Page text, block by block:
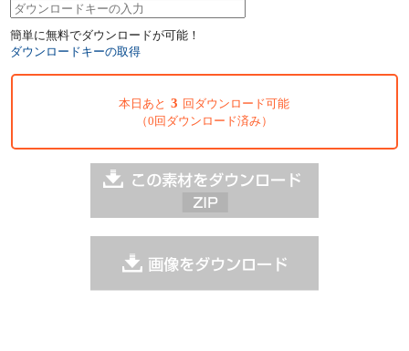
簡単に無料でダウンロードが可能！
ダウンロードキーの取得
本日あと 3 回ダウンロード可能
（0回ダウンロード済み）